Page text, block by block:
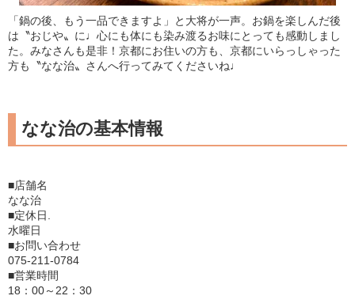
「鍋の後、もう一品できますよ」と大将が一声。お鍋を楽しんだ後
は〝おじや〟に♩心にも体にも染み渡るお味にとっても感動しまし
た。みなさんも是非！京都にお住いの方も、京都にいらっしゃった
方も〝なな治〟さんへ行ってみてくださいね♩
なな治の基本情報
■店舗名
なな治
■定休日.
水曜日
■お問い合わせ
075-211-0784
■営業時間
18：00～22：30